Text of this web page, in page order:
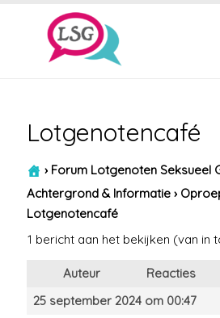
Lotgenotencafé
› Forum Lotgenoten Seksueel
Achtergrond & Informatie ›
Lotgenotencafé
1 bericht aan het bekijken (van in
Auteur
Reacties
25 september 2024 om 00:47